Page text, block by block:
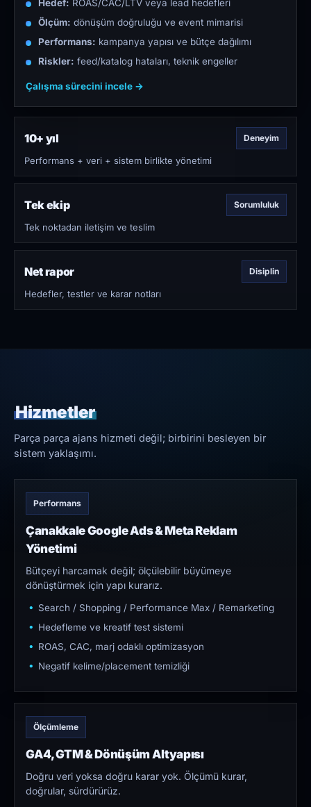
Hedef: ROAS/CAC/LTV veya lead hedefleri
Ölçüm: dönüşüm doğruluğu ve event mimarisi
Performans: kampanya yapısı ve bütçe dağılımı
Riskler: feed/katalog hataları, teknik engeller
Çalışma sürecini incele →
10+ yıl Deneyim
Performans + veri + sistem birlikte yönetimi
Tek ekip Sorumluluk
Tek noktadan iletişim ve teslim
Net rapor Disiplin
Hedefler, testler ve karar notları
Hizmetler
Parça parça ajans hizmeti değil; birbirini besleyen bir
sistem yaklaşımı.
Performans
Çanakkale Google Ads & Meta Reklam
Yönetimi
Bütçeyi harcamak değil; ölçülebilir büyümeye
dönüştürmek için yapı kurarız.
Search / Shopping / Performance Max / Remarketing
Hedefleme ve kreatif test sistemi
ROAS, CAC, marj odaklı optimizasyon
Negatif kelime/placement temizliği
Ölçümleme
GA4, GTM & Dönüşüm Altyapısı
Doğru veri yoksa doğru karar yok. Ölçümü kurar,
doğrular, sürdürürüz.